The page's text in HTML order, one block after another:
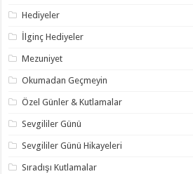
Hediyeler
İlginç Hediyeler
Mezuniyet
Okumadan Geçmeyin
Özel Günler & Kutlamalar
Sevgililer Günü
Sevgililer Günü Hikayeleri
Sıradışı Kutlamalar